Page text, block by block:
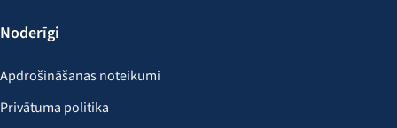
Noderīgi
Apdrošināšanas noteikumi
Privātuma politika